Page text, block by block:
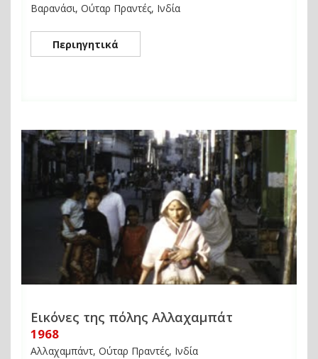
Βαρανάσι, Ούταρ Πραντές, Ινδία
Περιηγητικά
Εικόνες της πόλης Αλλαχαμπάτ
1968
Αλλαχαμπάντ, Ούταρ Πραντές, Ινδία